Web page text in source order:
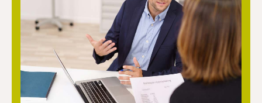
Auszug aus der Liste meiner Kunden
Erfahren Sie hier mehr